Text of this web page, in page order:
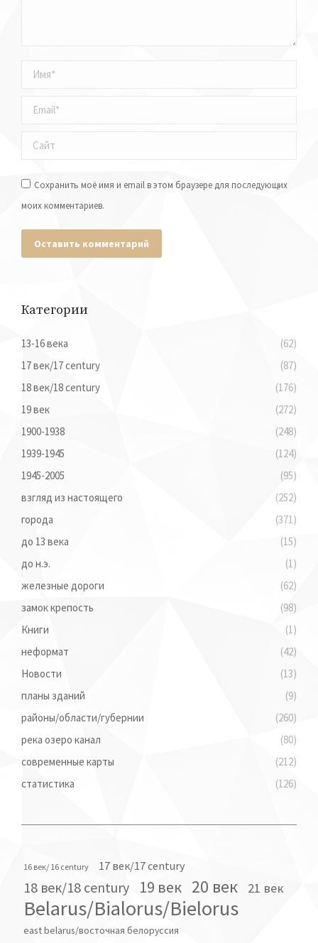
Имя *
Email *
Сайт
Сохранить моё имя и email в этом браузере для последующих
моих комментариев.
Оставить комментарий
Категории
13-16 века
(62)
17 век/17 century
(87)
18 век/18 century
(176)
19 век
(272)
1900-1938
(248)
1939-1945
(124)
1945-2005
(95)
взгляд из настоящего
(252)
города
(371)
до 13 века
(15)
до н.э.
(1)
железные дороги
(62)
замок крепость
(98)
Книги
(1)
неформат
(42)
Новости
(13)
планы зданий
(9)
районы/области/губернии
(260)
река озеро канал
(80)
современные карты
(212)
статистика
(126)
16 век/ 16 century 17 век/17 century
18 век/18 century 19 век 20 век 21 век
Belarus/Bialorus/Bielorus
east belarus/восточная белоруссия